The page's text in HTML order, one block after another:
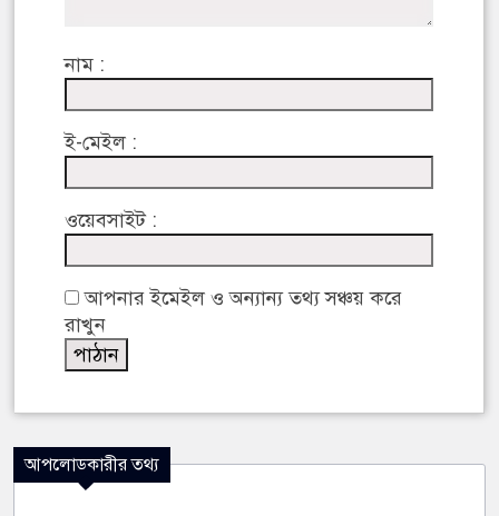
নাম :
ই-মেইল :
ওয়েবসাইট :
আপনার ইমেইল ও অন্যান্য তথ্য সঞ্চয় করে
রাখুন
আপলোডকারীর তথ্য